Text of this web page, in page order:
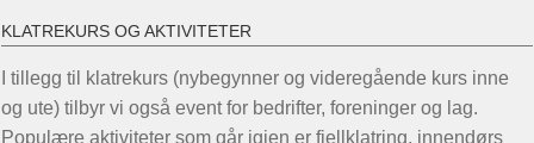
KLATREKURS OG AKTIVITETER
I tillegg til klatrekurs (nybegynner og videregående kurs inne
og ute) tilbyr vi også event for bedrifter, foreninger og lag.
Populære aktiviteter som går igjen er fjellklatring, innendørs